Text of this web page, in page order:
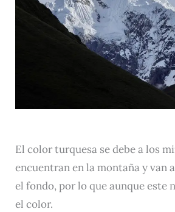
El color turquesa se debe a los
encuentran en la montaña y van
el fondo, por lo que aunque este
el color.